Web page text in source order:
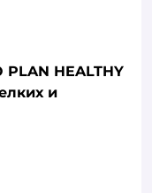
HEALTHY
и